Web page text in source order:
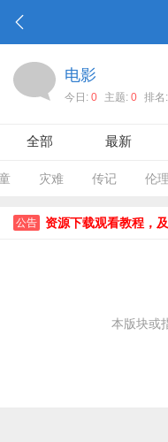
电影
今日: 0 主题: 0 排名:
全部 最新
灾难 传记 伦理
公告 资源下载观看教程，
本版块或